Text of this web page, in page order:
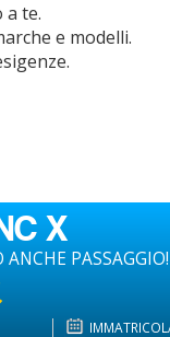
a te.
e modelli.
X
ANCHE